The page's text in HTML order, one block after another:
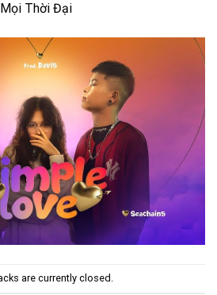
Mọi Thời Đại
are currently closed.